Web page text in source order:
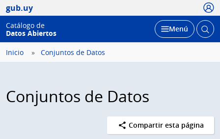
gub.uy
Catálogo de
Datos Abiertos
Desplegar
Menú Abrir
Inicio Conjuntos de Datos
Conjuntos de Datos
Compartir esta página